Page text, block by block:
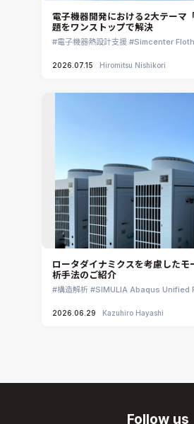
電子機器開発における2大テーマ
題をワンストップで解決
電子機器熱設計支援 Simcenter
2026.07.15 Hiromitsu Nishikori
ロータダイナミクスを考慮したモ
析手法のご紹介
構造解析 SIMULIA Abaqus Unified
2026.06.29 Kazuhiro Hayashi
Follow us